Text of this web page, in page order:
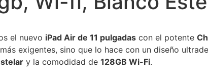
el nuevo iPad Air de 11 pulgadas con el potente
exigentes, sino que lo hace con un diseño
y la comodidad de 128GB Wi-Fi.